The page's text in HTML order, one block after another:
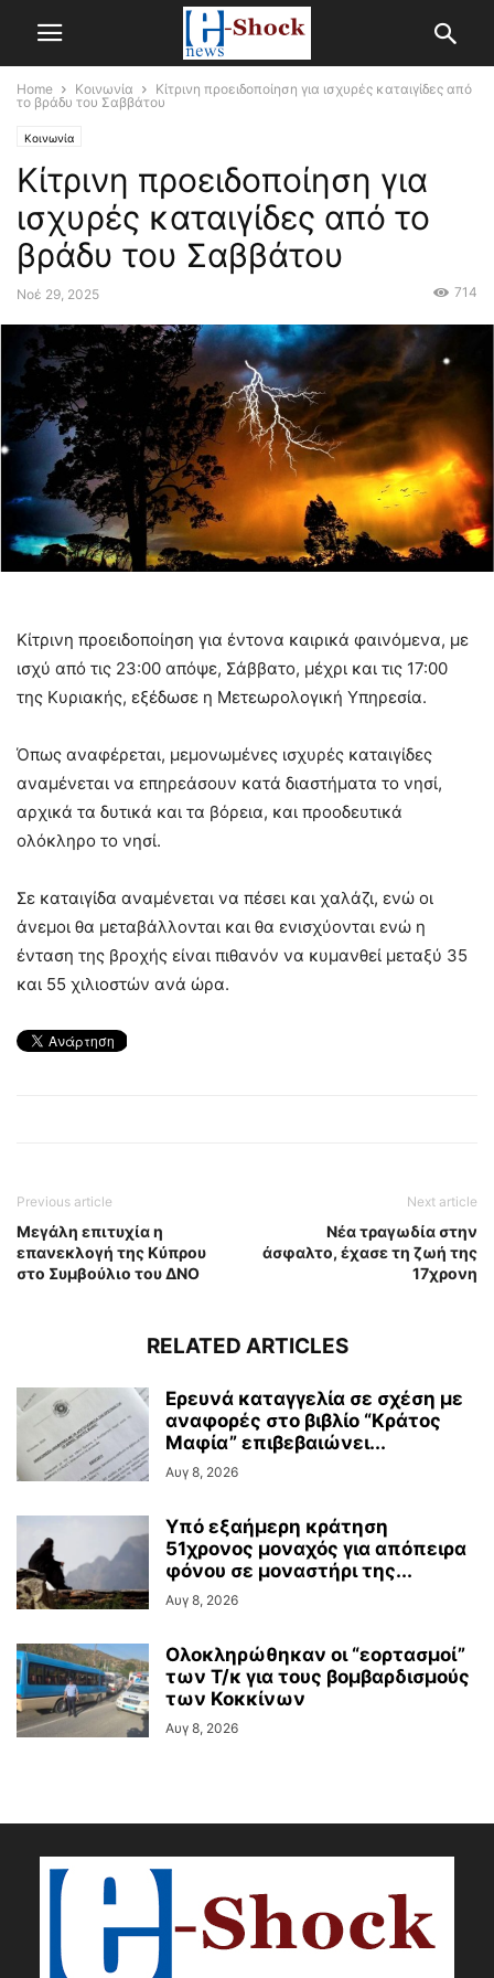
Home Κοινωνία
Κίτρινη προειδοποίηση για ισχυρές καταιγίδες από
το βράδυ του Σαββάτου
Κοινωνία
Κίτρινη προειδοποίηση για
ισχυρές καταιγίδες από το
βράδυ του Σαββάτου
Νοέ 29, 2025 714
Κίτρινη προειδοποίηση για έντονα καιρικά φαινόμενα, με
ισχύ από τις 23:00 απόψε, Σάββατο, μέχρι και τις 17:00
της Κυριακής, εξέδωσε η Μετεωρολογική Υπηρεσία.
Όπως αναφέρεται, μεμονωμένες ισχυρές καταιγίδες
αναμένεται να επηρεάσουν κατά διαστήματα το νησί,
αρχικά τα δυτικά και τα βόρεια, και προοδευτικά
ολόκληρο το νησί.
Σε καταιγίδα αναμένεται να πέσει και χαλάζι, ενώ οι
άνεμοι θα μεταβάλλονται και θα ενισχύονται ενώ η
ένταση της βροχής είναι πιθανόν να κυμανθεί μεταξύ 35
και 55 χιλιοστών ανά ώρα.
Previous article
Μεγάλη επιτυχία η
επανεκλογή της Κύπρου
στο Συμβούλιο του ΔΝΟ
Next article
Νέα τραγωδία στην
άσφαλτο, έχασε τη ζωή της
17χρονη
RELATED ARTICLES
Ερευνά καταγγελία σε σχέση με
αναφορές στο βιβλίο “Κράτος
Μαφία” επιβεβαιώνει...
Αυγ 8, 2026
Υπό εξαήμερη κράτηση
51χρονος μοναχός για απόπειρα
φόνου σε μοναστήρι της...
Αυγ 8, 2026
Ολοκληρώθηκαν οι “εορτασμοί”
των Τ/κ για τους βομβαρδισμούς
των Κοκκίνων
Αυγ 8, 2026